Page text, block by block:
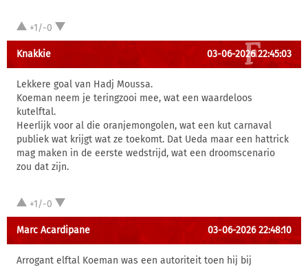
+1/-0
Knakkie 03-06-2026 22:45:03
Lekkere goal van Hadj Moussa.
Koeman neem je teringzooi mee, wat een waardeloos
kutelftal.
Heerlijk voor al die oranjemongolen, wat een kut carnaval
publiek wat krijgt wat ze toekomt. Dat Ueda maar een hattrick
mag maken in de eerste wedstrijd, wat een droomscenario
zou dat zijn.
+1/-0
Marc Acardipane 03-06-2026 22:48:10
Arrogant elftal Koeman was een autoriteit toen hij bij